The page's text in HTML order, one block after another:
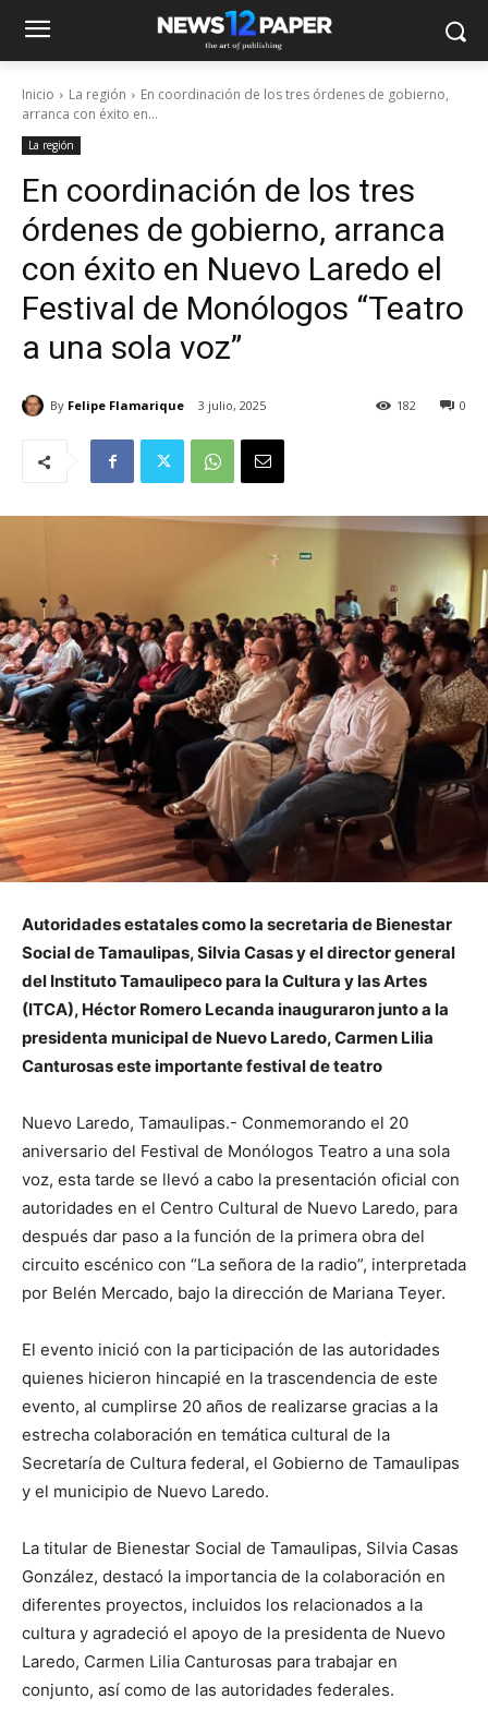
Inicio La región
En coordinación de los tres órdenes de gobierno,
arranca con éxito en...
La región
En coordinación de los tres
órdenes de gobierno, arranca
con éxito en Nuevo Laredo el
Festival de Monólogos “Teatro
a una sola voz”
By Felipe Flamarique 3 julio, 2025 0
182
Autoridades estatales como la secretaria de Bienestar
Social de Tamaulipas, Silvia Casas y el director general
del Instituto Tamaulipeco para la Cultura y las Artes
(ITCA), Héctor Romero Lecanda inauguraron junto a la
presidenta municipal de Nuevo Laredo, Carmen Lilia
Canturosas este importante festival de teatro
Nuevo Laredo, Tamaulipas.- Conmemorando el 20
aniversario del Festival de Monólogos Teatro a una sola
voz, esta tarde se llevó a cabo la presentación oficial con
autoridades en el Centro Cultural de Nuevo Laredo, para
después dar paso a la función de la primera obra del
circuito escénico con “La señora de la radio”, interpretada
por Belén Mercado, bajo la dirección de Mariana Teyer.
El evento inició con la participación de las autoridades
quienes hicieron hincapié en la trascendencia de este
evento, al cumplirse 20 años de realizarse gracias a la
estrecha colaboración en temática cultural de la
Secretaría de Cultura federal, el Gobierno de Tamaulipas
y el municipio de Nuevo Laredo.
La titular de Bienestar Social de Tamaulipas, Silvia Casas
González, destacó la importancia de la colaboración en
diferentes proyectos, incluidos los relacionados a la
cultura y agradeció el apoyo de la presidenta de Nuevo
Laredo, Carmen Lilia Canturosas para trabajar en
conjunto, así como de las autoridades federales.